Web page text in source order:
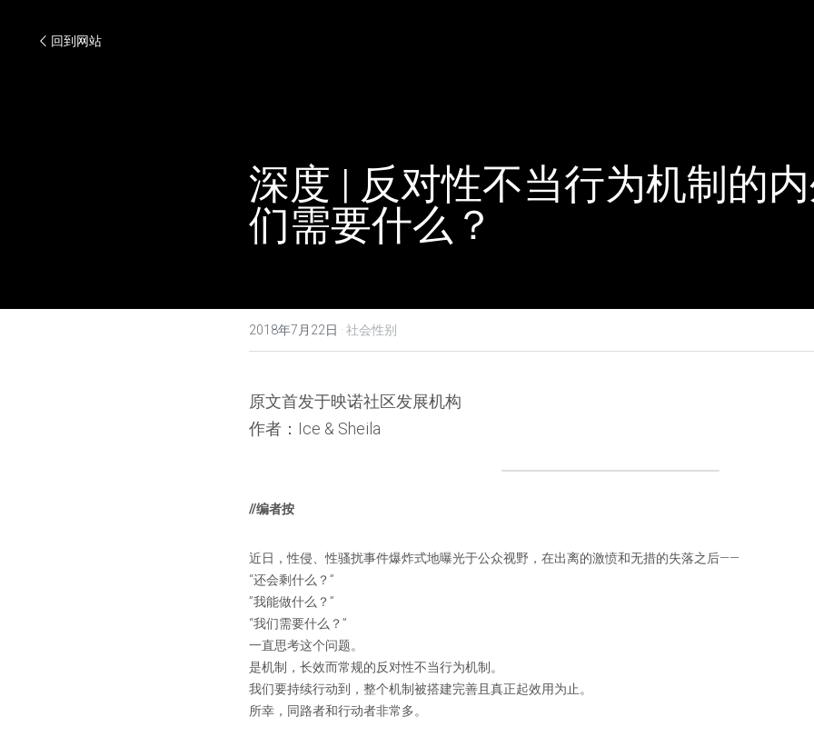
回到网站
深度 | 反对性不当行为机制的
们需要什么？
2018年7月22日 · 社会性别
原文首发于映诺社区发展机构
作者：Ice & Sheila
//编者按
近日，性侵、性骚扰事件爆炸式地曝光于公众视野，在出离的激愤和无措的失落之后——
“还会剩什么？”
”我能做什么？”
“我们需要什么？”
一直思考这个问题。
是机制，长效而常规的反对性不当行为机制。
我们要持续行动到，整个机制被搭建完善且真正起效用为止。
所幸，同路者和行动者非常多。